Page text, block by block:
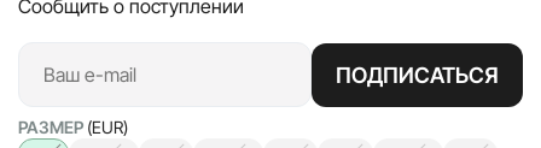
Сообщить о поступлении
ПОДПИСАТЬСЯ
РАЗМЕР (EUR)